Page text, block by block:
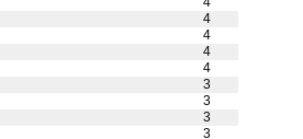
4
4
4
4
3
3
3
3